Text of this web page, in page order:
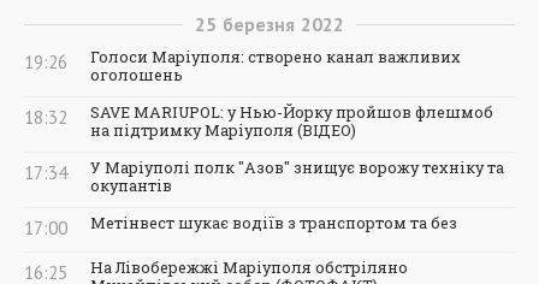
25 березня 2022
19:26
Голоси Маріуполя: створено канал важливих
оголошень
18:32
SAVE MARIUPOL: у Нью-Йорку пройшов флешмоб
на підтримку Маріуполя (ВІДЕО)
17:34
У Маріуполі полк "Азов" знищує ворожу техніку та
окупантів
17:00 Метінвест шукає водіїв з транспортом та без
16:25
На Лівобережжі Маріуполя обстріляно